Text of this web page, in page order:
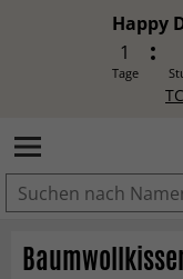
Happy
1
Tage
IN